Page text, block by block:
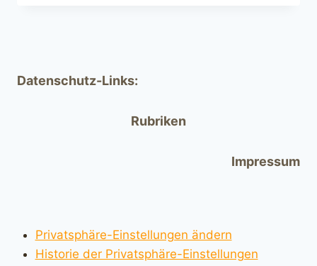
Datenschutz-Links:
Rubriken
Impressum
Privatsphäre-Einstellungen ändern
Historie der Privatsphäre-Einstellungen